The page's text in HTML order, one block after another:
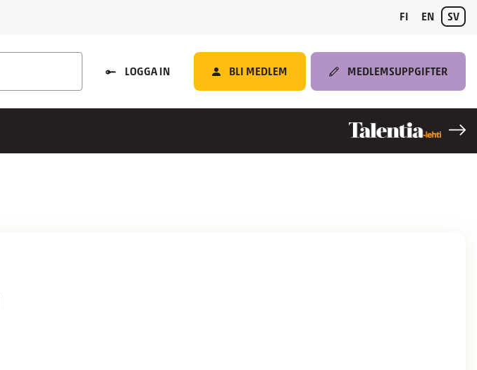
FI EN SV
LOGGA IN BLI MEDLEM MEDLEMSUPPGIFTER